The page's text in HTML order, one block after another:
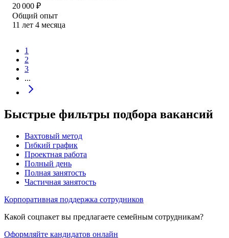
20 000 ₽
Общий опыт
11 лет 4 месяца
1
2
3
...
Быстрые фильтры подбора вакансий
Вахтовый метод
Гибкий график
Проектная работа
Полный день
Полная занятость
Частичная занятость
Корпоративная поддержка сотрудников
Какой соцпакет вы предлагаете семейным сотрудникам?
Оформляйте кандидатов онлайн